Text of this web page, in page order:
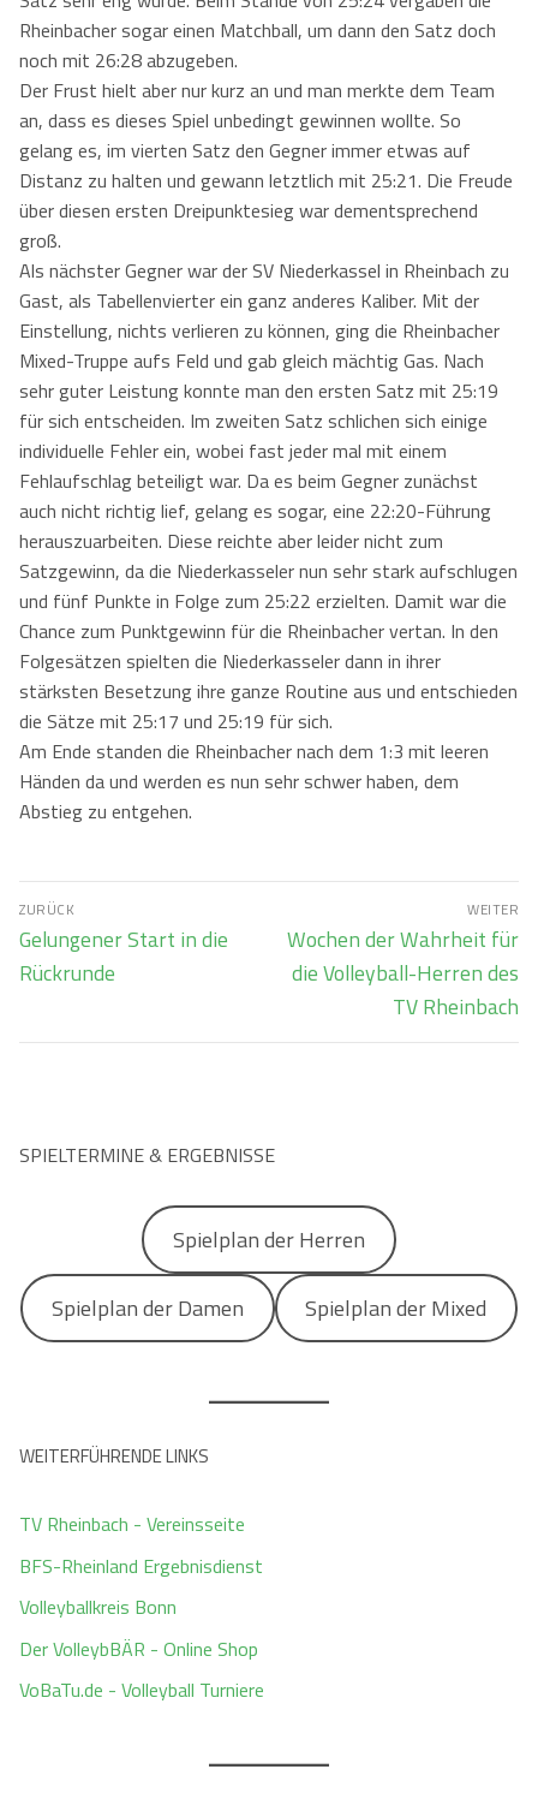
Rheinbacher sogar einen Matchball, um dann den Satz doch
noch mit 26:28 abzugeben.
Der Frust hielt aber nur kurz an und man merkte dem Team
an, dass es dieses Spiel unbedingt gewinnen wollte. So
gelang es, im vierten Satz den Gegner immer etwas auf
Distanz zu halten und gewann letztlich mit 25:21. Die Freude
über diesen ersten Dreipunktesieg war dementsprechend
groß.
Als nächster Gegner war der SV Niederkassel in Rheinbach zu
Gast, als Tabellenvierter ein ganz anderes Kaliber. Mit der
Einstellung, nichts verlieren zu können, ging die Rheinbacher
Mixed-Truppe aufs Feld und gab gleich mächtig Gas. Nach
sehr guter Leistung konnte man den ersten Satz mit 25:19
für sich entscheiden. Im zweiten Satz schlichen sich einige
individuelle Fehler ein, wobei fast jeder mal mit einem
Fehlaufschlag beteiligt war. Da es beim Gegner zunächst
auch nicht richtig lief, gelang es sogar, eine 22:20-Führung
herauszuarbeiten. Diese reichte aber leider nicht zum
Satzgewinn, da die Niederkasseler nun sehr stark aufschlugen
und fünf Punkte in Folge zum 25:22 erzielten. Damit war die
Chance zum Punktgewinn für die Rheinbacher vertan. In den
Folgesätzen spielten die Niederkasseler dann in ihrer
stärksten Besetzung ihre ganze Routine aus und entschieden
die Sätze mit 25:17 und 25:19 für sich.
Am Ende standen die Rheinbacher nach dem 1:3 mit leeren
Händen da und werden es nun sehr schwer haben, dem
Abstieg zu entgehen.
Beitragsnavigation
ZURÜCK
Vorheriger
Beitrag:
Gelungener Start in die
Rückrunde
WEITER
Nächster
Beitrag:
Wochen der Wahrheit für
die Volleyball-Herren des
TV Rheinbach
SPIELTERMINE & ERGEBNISSE
Spielplan der Herren
Spielplan der Damen Spielplan der Mixed
WEITERFÜHRENDE LINKS
TV Rheinbach - Vereinsseite
BFS-Rheinland Ergebnisdienst
Volleyballkreis Bonn
Der VolleybBÄR - Online Shop
VoBaTu.de - Volleyball Turniere